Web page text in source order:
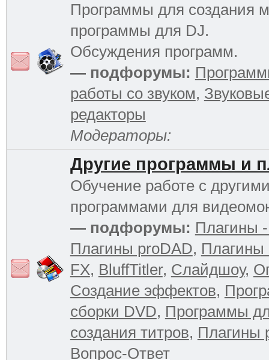
Программы для создания
программы для DJ.
Обсуждения программ.
— подфорумы:
работы со звуком,
редакторы
Модераторы:
Другие программы и
Обучение работе с
программами для
— подфорумы: Плагины
Плагины proDAD, Плагины
FX, BluffTitler, Слайдшоу,
Создание эффектов,
сборки DVD, Программы
создания титров, Плагины
Вопрос-Ответ